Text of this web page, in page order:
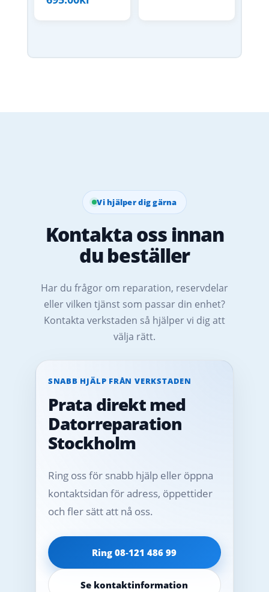
Vi hjälper dig gärna
Kontakta oss innan
du beställer
Har du frågor om reparation, reservdelar
eller vilken tjänst som passar din enhet?
Kontakta verkstaden så hjälper vi dig att
välja rätt.
SNABB HJÄLP FRÅN VERKSTADEN
Prata direkt med
Datorreparation
Stockholm
Ring oss för snabb hjälp eller öppna
kontaktsidan för adress, öppettider
och fler sätt att nå oss.
Ring 08‑121 486 99
Se kontaktinformation